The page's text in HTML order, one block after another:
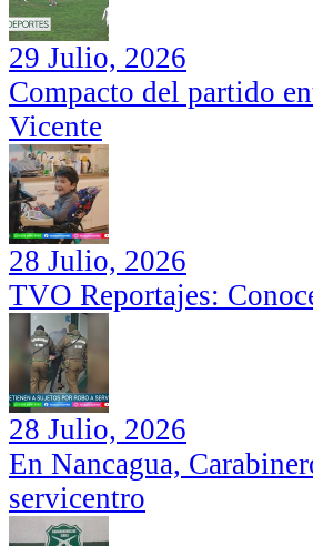
29 Julio, 2026
Compacto del partido
Vicente
28 Julio, 2026
TVO Reportajes:
28 Julio, 2026
En Nancagua,
servicentro